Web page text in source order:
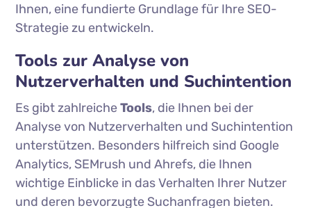
Ihnen, eine fundierte Grundlage für Ihre SEO-
Strategie zu entwickeln.
Tools zur Analyse von
Nutzerverhalten und Suchintention
Es gibt zahlreicheTools, die Ihnen bei der
Analyse von Nutzerverhalten und Suchintention
unterstützen. Besonders hilfreich sind Google
Analytics, SEMrush und Ahrefs, die Ihnen
wichtige Einblicke in das Verhalten Ihrer Nutzer
und deren bevorzugte Suchanfragen bieten.